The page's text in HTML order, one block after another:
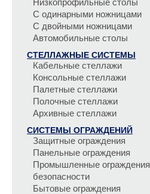
С одинарными ножницами
С двойными ножницами
Автомобильные столы
СТЕЛЛАЖНЫЕ СИСТЕМЫ
Кабельные стеллажи
Консольные стеллажи
Палетные стеллажи
Полочные стеллажи
Архивные стеллажи
СИСТЕМЫ ОГРАЖДЕНИЙ
Защитные ограждения
Панельные ограждения
Промышленные ограждения
безопасности
Бытовые ограждения